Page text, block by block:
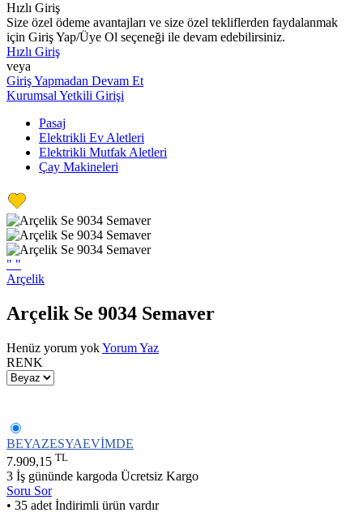
Hızlı Giriş
Size özel ödeme avantajları ve size özel tekliflerden faydalanmak
için Giriş Yap/Üye Ol seçeneği ile devam edebilirsiniz.
Hızlı Giriş
veya
Giriş Yapmadan Devam Et
Kurumsal Yetkili Girişi
Pasaj
Elektrikli Ev Aletleri
Elektrikli Mutfak Aletleri
Çay Makineleri
" "
Arçelik
Arçelik Se 9034 Semaver
Henüz yorum yokYorum Yaz
RENK
BEYAZESYAEVİMDE
7.909,15 TL
3 İş gününde kargoda Ücretsiz Kargo
Soru Sor
• 35 adet İndirimli ürün vardır